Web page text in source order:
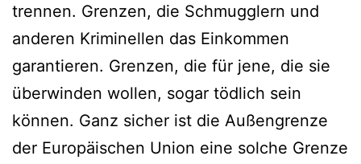
trennen. Grenzen, die Schmugglern und
anderen Kriminellen das Einkommen
garantieren. Grenzen, die für jene, die sie
überwinden wollen, sogar tödlich sein
können. Ganz sicher ist die Außengrenze
der Europäischen Union eine solche Grenze